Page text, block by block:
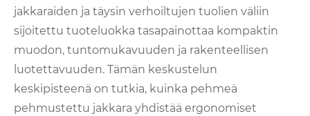
jakkaraiden ja täysin verhoiltujen tuolien väliin
sijoitettu tuoteluokka tasapainottaa kompaktin
muodon, tuntomukavuuden ja rakenteellisen
luotettavuuden. Tämän keskustelun
keskipisteenä on tutkia, kuinka pehmeä
pehmustettu jakkara yhdistää ergonomiset